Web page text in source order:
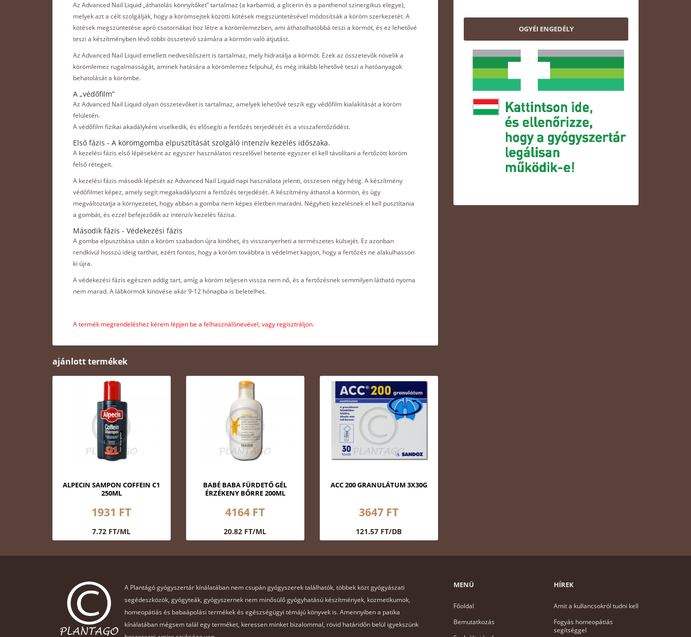
Az Advanced Nail Liquid „áthatolás könnyítőket” tartalmaz (a karbamid, a glicerin és a panthenol szinergikus elegye),
melyek azt a célt szolgálják, hogy a körömsejtek közötti kötések megszüntetésével módosítsák a köröm szerkezetét. A
kötések megszüntetése apró csatornákat hoz létre a körömlemezben, ami áthatolhatóbbá teszi a körmöt, és ez lehetővé
teszi a készítményben lévő többi összetevő számára a körmön való átjutást.
Az Advanced Nail Liquid emellett nedvesítőszert is tartalmaz, mely hidratálja a körmöt. Ezek az összetevők növelik a
körömlemez rugalmasságát, aminek hatására a körömlemez felpuhul, és még inkább lehetővé teszi a hatóanyagok
behatolását a körömbe.
A „védőfilm”
Az Advanced Nail Liquid olyan összetevőket is tartalmaz, amelyek lehetővé teszik egy védőfilm kialakítását a köröm
felületén.
A védőfilm fizikai akadályként viselkedik, és elősegíti a fertőzés terjedését és a visszafertőződést.
Első fázis - A körömgomba elpusztítását szolgáló intenzív kezelés időszaka.
A kezelési fázis első lépéseként az egyszer használatos reszelővel hetente egyszer el kell távolítani a fertőzött köröm
felső rétegeit.
A kezelési fázis második lépését az Advanced Nail Liquid napi használata jelenti, összesen négy hétig. A készítmény
védőfilmet képez, amely segít megakadályozni a fertőzés terjedését. A készítmény áthatol a körmön, és úgy
megváltoztatja a környezetet, hogy abban a gomba nem képes életben maradni. Négyheti kezelésnek el kell pusztítania
a gombát, és ezzel befejeződik az intenzív kezelés fázisa.
Második fázis - Védekezési fázis
A gomba elpusztítása után a köröm szabadon újra kinőhet, és visszanyerheti a természetes külsejét. Ez azonban
rendkívül hosszú ideig tarthat, ezért fontos, hogy a köröm továbbra is védelmet kapjon, hogy a fertőzés ne alakulhasson
ki újra.
A védekezési fázis egészen addig tart, amíg a köröm teljesen vissza nem nő, és a fertőzésnek semmilyen látható nyoma
nem marad. A lábkörmök kinövése akár 9-12 hónapba is beletelhet.
A termék megrendeléshez kérem lépjen be a felhasználónevével, vagy regisztráljon.
ajánlott termékek
ALPECIN SAMPON COFFEIN C1
250ML
1931 FT
7.72 FT/ML
BABÉ BABA FÜRDETŐ GÉL
ÉRZÉKENY BŐRRE 200ML
4164 FT
20.82 FT/ML
ACC 200 GRANULÁTUM 3X30G
3647 FT
121.57 FT/DB
OGYÉI ENGEDÉLY
A Plantágó gyógyszertár kínálatában nem csupán gyógyszerek találhatók, többek közt gyógyászati
segédeszközök, gyógyteák, gyógyszernek nem minősülő gyógyhatású készítmények, kozmetikumok,
homeopátiás és babaápolási termékek és egészségügyi témájú könyvek is. Amennyiben a patika
kínálatában mégsem talál egy terméket, keressen minket bizalommal, rövid határidőn belül igyekszünk
MENÜ
Főoldal
Bemutatkozás
HÍREK
Amit a kullancsokról tudni kell
Fogyás homeopátiás
segítséggel